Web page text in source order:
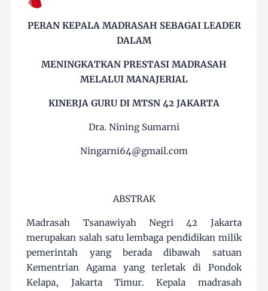
PERAN KEPALA MADRASAH SEBAGAI LEADER
DALAM
MENINGKATKAN PRESTASI MADRASAH
MELALUI MANAJERIAL
KINERJA GURU DI MTSN 42 JAKARTA
Dra. Nining Sumarni
Ningarni64@gmail.com
ABSTRAK
Madrasah Tsanawiyah Negri 42 Jakarta
merupakan salah satu lembaga pendidikan milik
pemerintah yang berada dibawah satuan
Kementrian Agama yang terletak di Pondok
Kelapa, Jakarta Timur. Kepala madrasah